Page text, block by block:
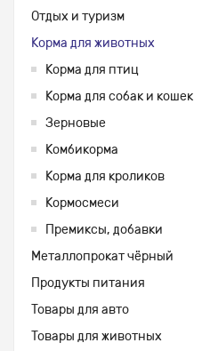
Отдых и туризм
Корма для животных
Корма для птиц
Корма для собак и кошек
Зерновые
Комбикорма
Корма для кроликов
Кормосмеси
Премиксы, добавки
Металлопрокат чёрный
Продукты питания
Товары для авто
Товары для животных